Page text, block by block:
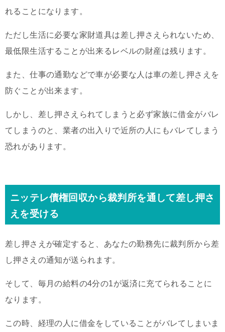
れることになります。
ただし生活に必要な家財道具は差し押さえられないため、
最低限生活することが出来るレベルの財産は残ります。
また、仕事の通勤などで車が必要な人は車の差し押さえを
防ぐことが出来ます。
しかし、差し押さえられてしまうと必ず家族に借金がバレ
てしまうのと、業者の出入りで近所の人にもバレてしまう
恐れがあります。
ニッテレ債権回収から裁判所を通して差し押さ
えを受ける
差し押さえが確定すると、あなたの勤務先に裁判所から差
し押さえの通知が送られます。
そして、毎月の給料の4分の1が返済に充てられることに
なります。
この時、経理の人に借金をしていることがバレてしまいま